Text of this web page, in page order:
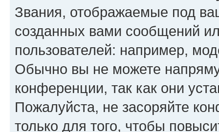
Звания, отображаемые под
созданных вами сообщений
пользователей: например,
Обычно вы не можете
конференции, так как они
Пожалуйста, не засоряйте
только для того, чтобы